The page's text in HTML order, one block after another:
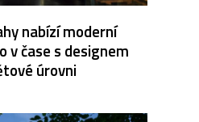
nabízí moderní
v čase s designem
úrovni